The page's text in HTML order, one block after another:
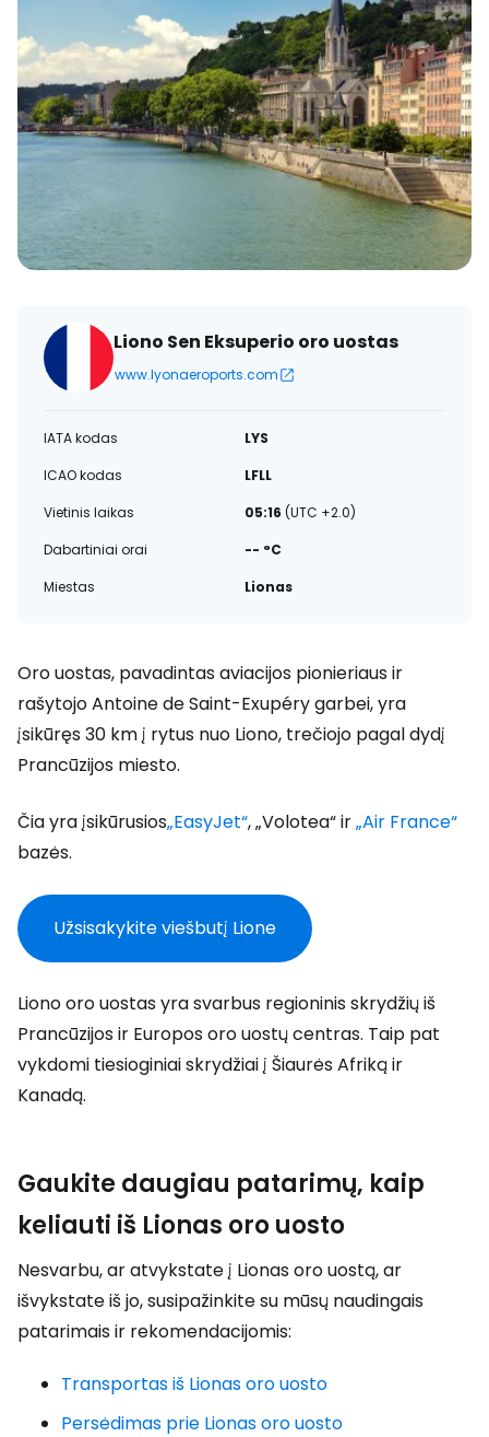
Liono Sen Eksuperio oro uostas
www.lyonaeroports.com
IATA kodas
LYS
ICAO kodas
LFLL
Vietinis laikas
05:16 (UTC +2.0)
Dabartiniai orai
-- °C
Miestas
Lionas
Oro uostas, pavadintas aviacijos pionieriaus ir
rašytojo Antoine de Saint-Exupéry garbei, yra
įsikūręs 30 km į rytus nuo Liono, trečiojo pagal dydį
Prancūzijos miesto.
Čia yra įsikūrusios„EasyJet“, „Volotea“ ir„Air France“
bazės.
Užsisakykite viešbutį Lione
Liono oro uostas yra svarbus regioninis skrydžių iš
Prancūzijos ir Europos oro uostų centras. Taip pat
vykdomi tiesioginiai skrydžiai į Šiaurės Afriką ir
Kanadą.
Gaukite daugiau patarimų, kaip
keliauti iš Lionas oro uosto
Nesvarbu, ar atvykstate į Lionas oro uostą, ar
išvykstate iš jo, susipažinkite su mūsų naudingais
patarimais ir rekomendacijomis:
Transportas iš Lionas oro uosto
Persėdimas prie Lionas oro uosto